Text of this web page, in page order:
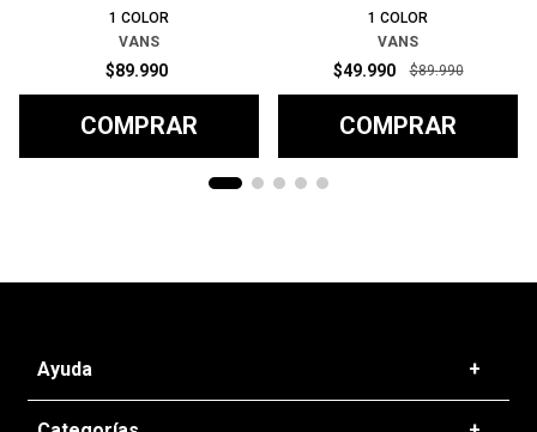
1 COLOR
VANS
$89.990
COMPRAR
1 COLOR
VANS
$49.990 $89.990
COMPRAR
Ayuda +
Preguntas frecuentes